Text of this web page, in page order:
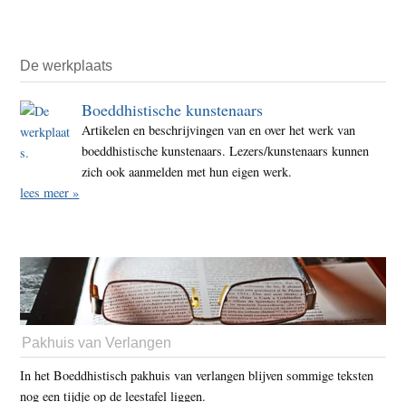
De werkplaats
Boeddhistische kunstenaars
Artikelen en beschrijvingen van en over het werk van
boeddhistische kunstenaars. Lezers/kunstenaars kunnen
zich ook aanmelden met hun eigen werk.
lees meer »
Pakhuis van Verlangen
In het Boeddhistisch pakhuis van verlangen blijven sommige teksten
nog een tijdje op de leestafel liggen.